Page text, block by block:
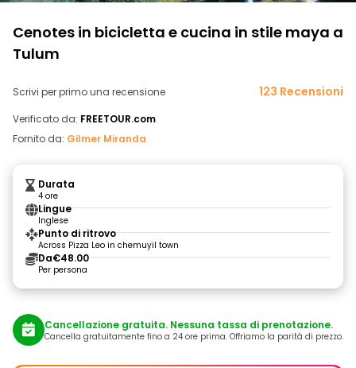
Cenotes in bicicletta e cucina in stile maya a
Tulum
Scrivi per primo una recensione 123 Recensioni
Verificato da: FREETOUR.com
Fornito da: Gilmer Miranda
Durata
4 ore
Lingue
Inglese
Punto di ritrovo
Across Pizza Leo in chemuyil town
Da€48.00
Per persona
Cancellazione gratuita. Nessuna tassa di prenotazione.
Cancella gratuitamente fino a 24 ore prima. Offriamo la parità di prezzo.